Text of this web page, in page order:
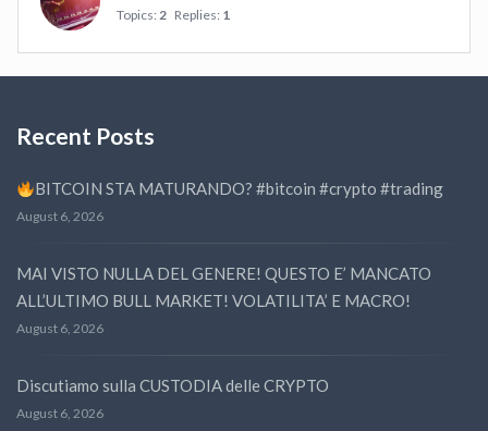
Topics: 2 Replies: 1
Recent Posts
BITCOIN STA MATURANDO? #bitcoin #crypto #trading
August 6, 2026
MAI VISTO NULLA DEL GENERE! QUESTO E’ MANCATO
ALL’ULTIMO BULL MARKET! VOLATILITA’ E MACRO!
August 6, 2026
Discutiamo sulla CUSTODIA delle CRYPTO
August 6, 2026